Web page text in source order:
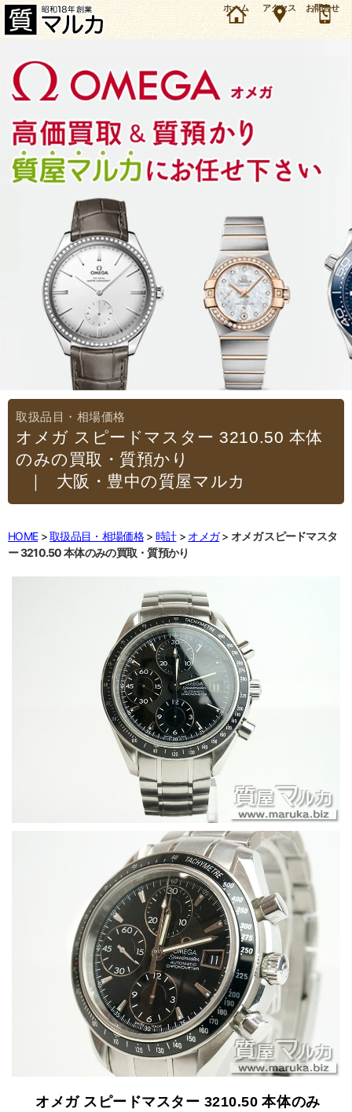
兵庫・川西市・雲雀丘花屋敷のお客様よりオメガ スピードマスター 3210.50 本体のみを18万円
で買取・質預かりしました。オメガ 時計の買取＆質預かり・質入れは大阪・豊中の質屋マルカ
にお任せ下さい。（2024年12月時点の価格です）
ホーム アクセス お問合せ
オメガ スピードマスター 3210.50 本体
のみの買取・質預かり
｜大阪・豊中の質屋マルカ
HOME 取扱品目・相場価格 時計 オメガ
オメガ スピードマスタ
ー 3210.50 本体のみの買取・質預かり
オメガ スピードマスター 3210.50 本体のみ